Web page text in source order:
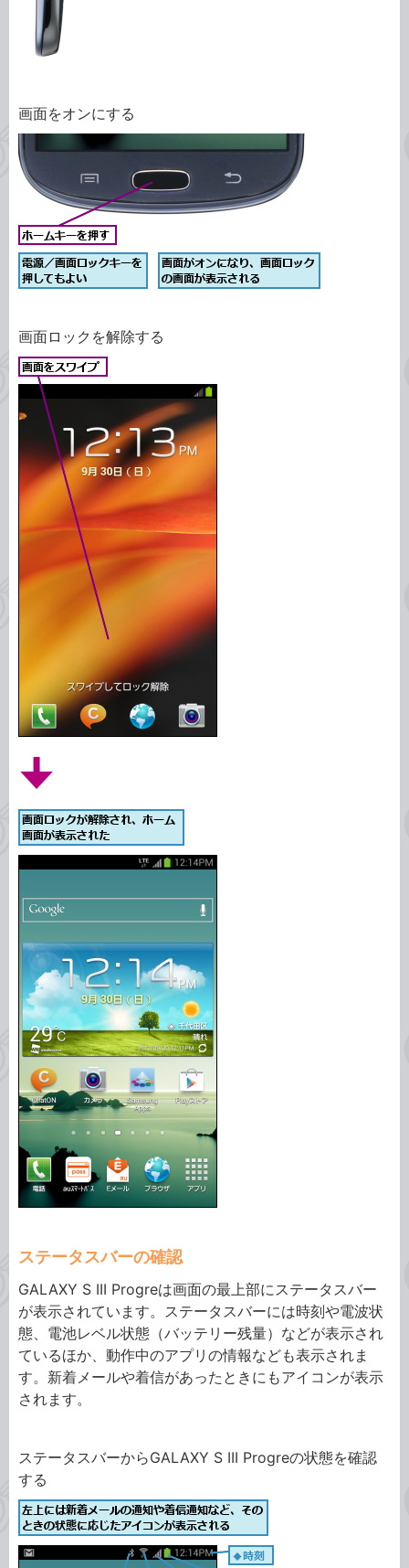
画面をオンにする
画面ロックを解除する
ステータスバーの確認
GALAXY S III Progreは画面の最上部にステータスバー
が表示されています。ステータスバーには時刻や電波状
態、電池レベル状態（バッテリー残量）などが表示され
ているほか、動作中のアプリの情報なども表示されま
す。新着メールや着信があったときにもアイコンが表示
されます。
ステータスバーからGALAXY S III Progreの状態を確認
する